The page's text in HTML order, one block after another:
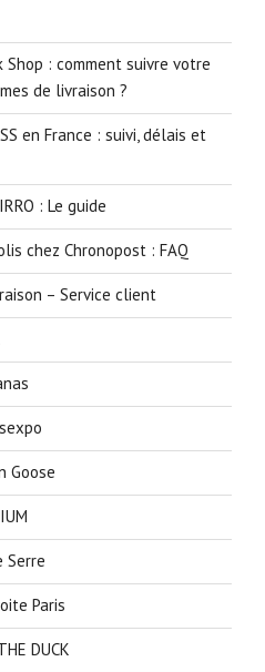
Shop : comment suivre votre
de livraison ?
en France : suivi, délais et
: Le guide
chez Chronopost : FAQ
– Service client
Goose
Serre
Paris
DUCK